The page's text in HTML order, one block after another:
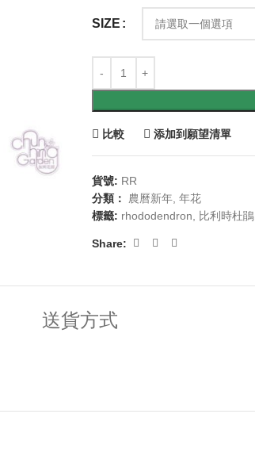
SIZE
比較 添加到願望清單
貨號: RR
分類：
農曆新年, 年花
標籤: rhododendron 比利時杜鵑
Share:
送貨方式